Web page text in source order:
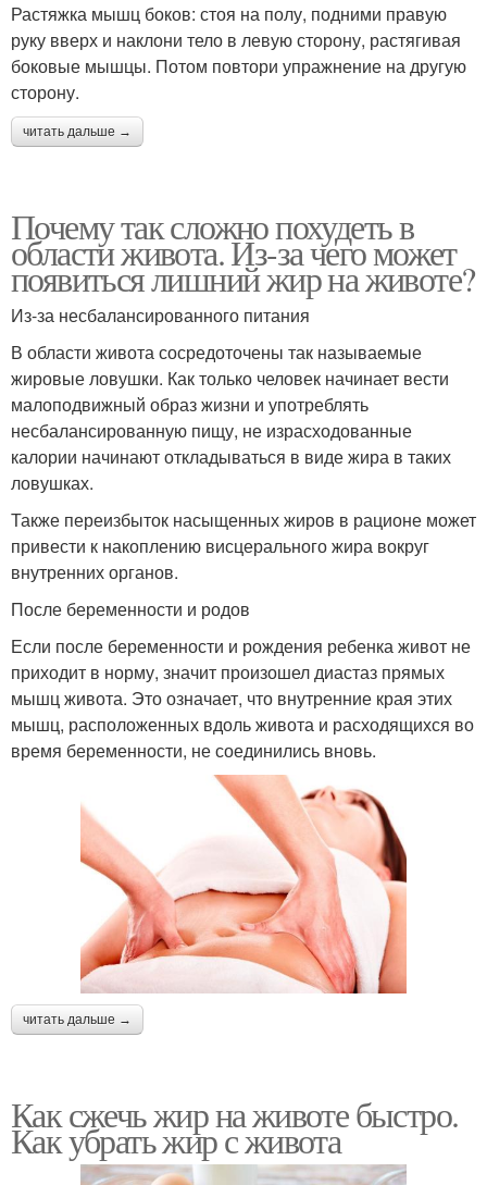
Растяжка мышц боков: стоя на полу, подними правую
руку вверх и наклони тело в левую сторону, растягивая
боковые мышцы. Потом повтори упражнение на другую
сторону.
читать дальше →
Почему так сложно похудеть в
области живота. Из-за чего может
появиться лишний жир на животе?
Из-за несбалансированного питания
В области живота сосредоточены так называемые
жировые ловушки. Как только человек начинает вести
малоподвижный образ жизни и употреблять
несбалансированную пищу, не израсходованные
калории начинают откладываться в виде жира в таких
ловушках.
Также переизбыток насыщенных жиров в рационе может
привести к накоплению висцерального жира вокруг
внутренних органов.
После беременности и родов
Если после беременности и рождения ребенка живот не
приходит в норму, значит произошел диастаз прямых
мышц живота. Это означает, что внутренние края этих
мышц, расположенных вдоль живота и расходящихся во
время беременности, не соединились вновь.
читать дальше →
Как сжечь жир на животе быстро.
Как убрать жир с живота